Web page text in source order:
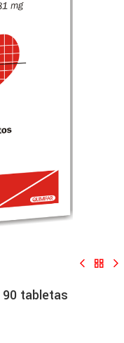
tabletas